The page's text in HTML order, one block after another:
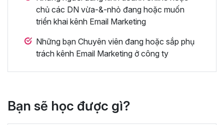
chủ các DN vừa-&-nhỏ đang hoặc muốn
triển khai kênh Email Marketing
Những bạn Chuyên viên đang hoặc sắp phụ
trách kênh Email Marketing ở công ty
Bạn sẽ học được gì?